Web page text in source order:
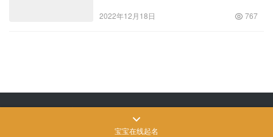
2022年12月18日 767
Copyright © 飒飒宠物生活 版权所有SiteMap网站地图苏ICP备2022024906
号-3
宝宝在线起名